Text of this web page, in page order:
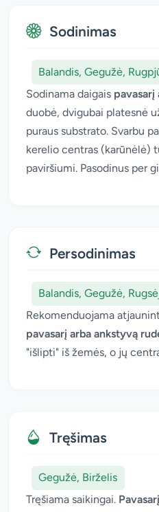
Sodinimas
Balandis, Gegužė,
Sodinama daigais pavasarį
duobė, dvigubai platesnė
puraus substrato. Svarbu
kerelio centras (karūnėlė)
paviršiumi. Pasodinus per
Persodinimas
Balandis, Gegužė,
Rekomenduojama
pavasarį arba ankstyvą
"išlipti" iš žemės, o jų
Tręšimas
Gegužė, Birželis
Tręšiama saikingai. Pavasarį